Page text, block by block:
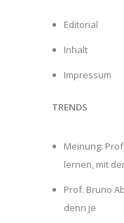
Editorial
Inhalt
Impressum
TRENDS
Meinung:
lernen, mit
Prof. Bruno
denn je